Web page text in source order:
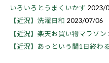
いろいろとうまくいかず 2023/
【近況】洗濯日和 2023/07/06
【近況】楽天お買い物マラソン
【近況】あっという間1日終わる